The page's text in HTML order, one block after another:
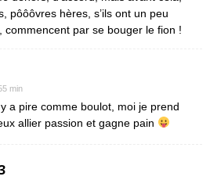
pôôôvres hères, s’ils ont un peu
commencent par se bouger le fion !
min
y a pire comme boulot, moi je prend
allier passion et gagne pain